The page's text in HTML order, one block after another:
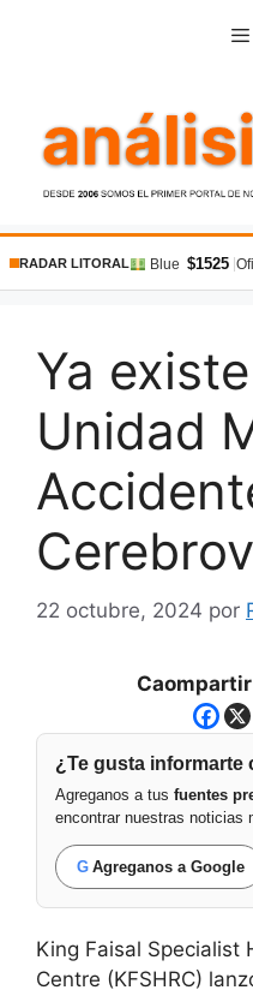
RADAR LITORAL Blue $1525
Ya
Unidad
22 octubre, 2024 por
¿Te gusta informarte
Agreganos a tus fuentes
encontrar nuestras noticias
G Agreganos a Google
King Faisal Specialist
Centre (KFSHRC)